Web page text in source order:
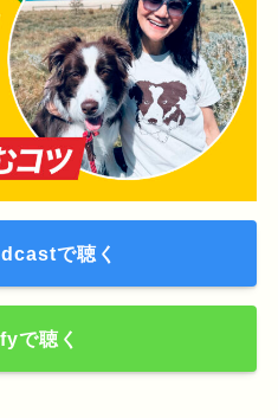
で聴く
で聴く